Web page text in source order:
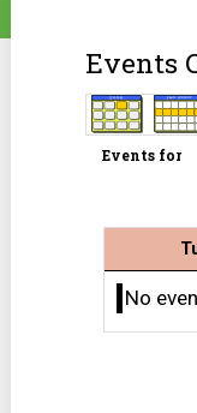
Events
Events for
No